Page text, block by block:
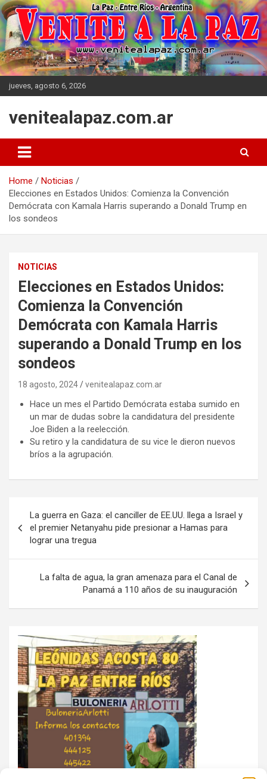
Skip
to
content
jueves, agosto 6, 2026
venitealapaz.com.ar
Home
Noticias
Elecciones en Estados Unidos: Comienza la Convención
Demócrata con Kamala Harris superando a Donald Trump en
los sondeos
NOTICIAS
Elecciones en Estados Unidos:
Comienza la Convención
Demócrata con Kamala Harris
superando a Donald Trump en los
sondeos
18 agosto, 2024 venitealapaz.com.ar
Hace un mes el Partido Demócrata estaba sumido en
un mar de dudas sobre la candidatura del presidente
Joe Biden a la reelección.
Su retiro y la candidatura de su vice le dieron nuevos
bríos a la agrupación.
de
entradas
La guerra en Gaza: el canciller de EE.UU. llega a Israel y
el premier Netanyahu pide presionar a Hamas para
lograr una tregua
La falta de agua, la gran amenaza para el Canal de
Panamá a 110 años de su inauguración